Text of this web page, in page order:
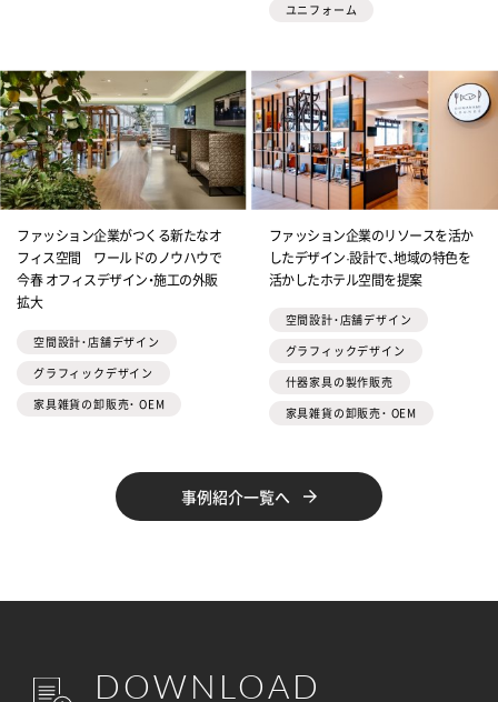
ユニフォーム
ファッション企業がつくる新たなオ
フィス空間 ワールドのノウハウで
今春 オフィスデザイン・施工の外販
拡大
空間設計・店舗デザイン
グラフィックデザイン
家具雑貨の卸販売・ OEM
ファッション企業のリソースを活か
したデザイン·設計で、地域の特色を
活かしたホテル空間を提案
空間設計・店舗デザイン
グラフィックデザイン
什器家具の製作販売
家具雑貨の卸販売・ OEM
事例紹介一覧へ
DOWNLOAD